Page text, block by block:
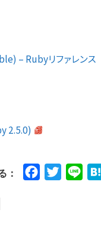
– Rubyリファレンス
2.5.0)
： FacebookTwitterLine